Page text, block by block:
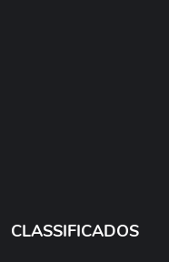
CLASSIFICADOS